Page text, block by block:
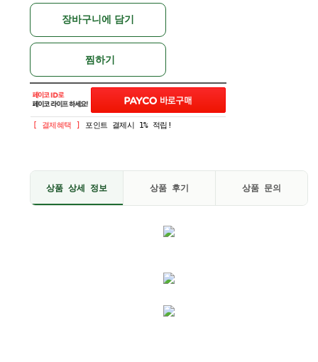
장바구니에 담기
찜하기
[ 결제혜택 ] 포인트 결제시 1% 적립!
상품 상세 정보 상품 후기 상품 문의